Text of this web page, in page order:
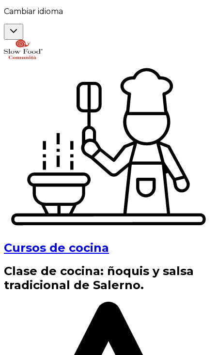
Cambiar idioma
Cursos de cocina
Clase de cocina: ñoquis y salsa
tradicional de Salerno.